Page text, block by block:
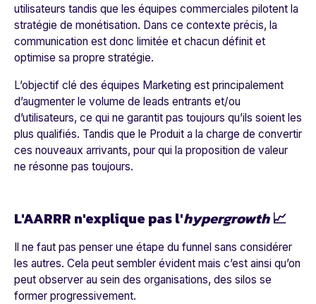
utilisateurs tandis que les équipes commerciales pilotent la
stratégie de monétisation. Dans ce contexte précis, la
communication est donc limitée et chacun définit et
optimise sa propre stratégie.
L’objectif clé des équipes Marketing est principalement
d’augmenter le volume de leads entrants et/ou
d’utilisateurs, ce qui ne garantit pas toujours qu’ils soient les
plus qualifiés. Tandis que le Produit a la charge de convertir
ces nouveaux arrivants, pour qui la proposition de valeur
ne résonne pas toujours.
L'AARRR n'explique pas l'hypergrowth📈
Il ne faut pas penser une étape du funnel sans considérer
les autres. Cela peut sembler évident mais c’est ainsi qu’on
peut observer au sein des organisations, des silos se
former progressivement.